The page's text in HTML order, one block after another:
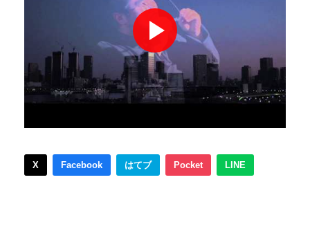
X Facebook はてブ Pocket LINE